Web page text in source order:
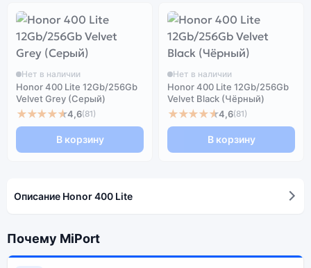
Нет в наличии
Honor 400 Lite 12Gb/256Gb
Velvet Grey (Серый)
★★★★★4,6(81)
В корзину
Нет в наличии
Honor 400 Lite 12Gb/256Gb
Velvet Black (Чёрный)
★★★★★4,6(81)
В корзину
Описание Honor 400 Lite
Почему MiPort